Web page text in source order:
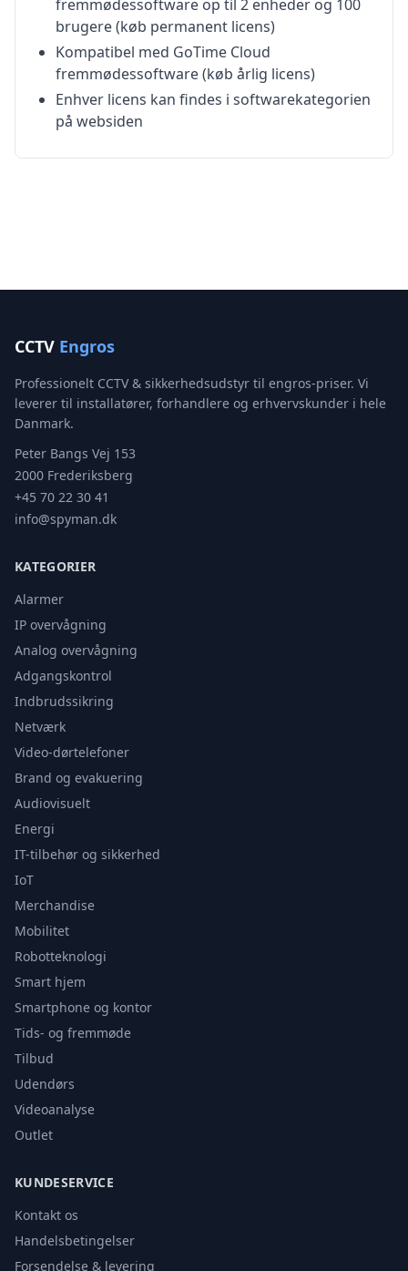
fremmødessoftware op til 2 enheder og 100
brugere (køb permanent licens)
Kompatibel med GoTime Cloud
fremmødessoftware (køb årlig licens)
Enhver licens kan findes i softwarekategorien
på websiden
CCTV Engros
Professionelt CCTV & sikkerhedsudstyr til engros-priser. Vi
leverer til installatører, forhandlere og erhvervskunder i hele
Danmark.
Peter Bangs Vej 153
2000 Frederiksberg
+45 70 22 30 41
info@spyman.dk
KATEGORIER
Alarmer
IP overvågning
Analog overvågning
Adgangskontrol
Indbrudssikring
Netværk
Video-dørtelefoner
Brand og evakuering
Audiovisuelt
Energi
IT-tilbehør og sikkerhed
IoT
Merchandise
Mobilitet
Robotteknologi
Smart hjem
Smartphone og kontor
Tids- og fremmøde
Tilbud
Udendørs
Videoanalyse
Outlet
KUNDESERVICE
Kontakt os
Handelsbetingelser
Forsendelse & levering